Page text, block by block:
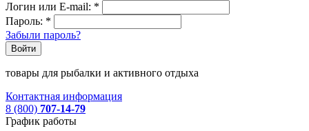
Логин или E-mail: *
Пароль: *
Забыли пароль?
Войти
товары для рыбалки и активного отдыха
Контактная информация
8 (800) 707-14-79
График работы